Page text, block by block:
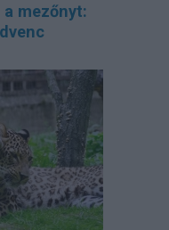
mezőnyt: